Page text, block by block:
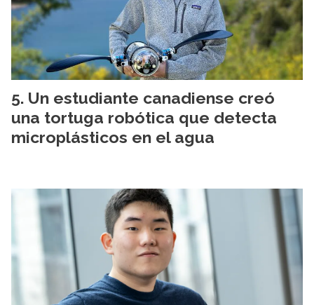
Un estudiante canadiense creó
una tortuga robótica que detecta
microplásticos en el agua